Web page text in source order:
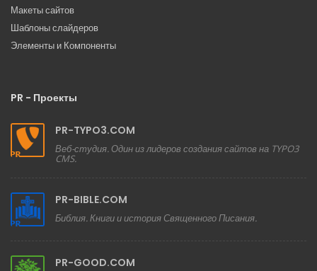
Макеты сайтов
Шаблоны слайдеров
Элементы и Компоненты
PR - Проекты
PR-TYPO3.COM
Веб-студия. Один из лидеров создания сайтов на TYPO3
CMS.
PR-BIBLE.COM
Библия. Книги и история Священного Писания.
PR-GOOD.COM